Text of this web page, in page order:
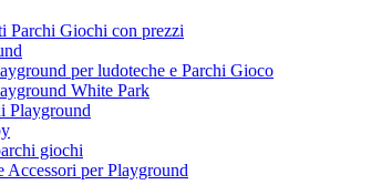
Parchi Giochi con prezzi
per ludoteche e Parchi Gioco
White Park
Playground
giochi
Accessori per Playground